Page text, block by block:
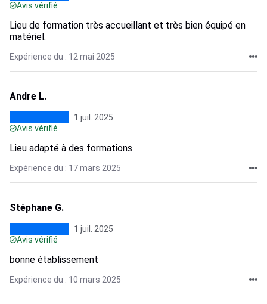
Avis vérifié
Lieu de formation très accueillant et très bien équipé en
matériel.
Expérience du : 12 mai 2025
Andre L.
1 juil. 2025
Avis vérifié
Lieu adapté à des formations
Expérience du : 17 mars 2025
Stéphane G.
1 juil. 2025
Avis vérifié
bonne établissement
Expérience du : 10 mars 2025